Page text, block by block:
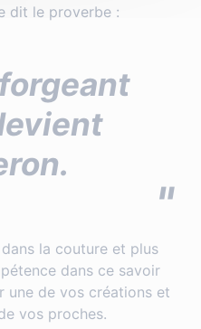
dit le proverbe :
la couture et plus
dans ce savoir
une de vos créations et
vos proches.